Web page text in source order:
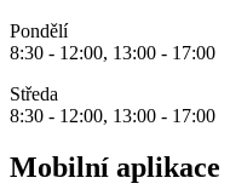
Pondělí
8:30 - 12:00, 13:00 - 17:00
Středa
8:30 - 12:00, 13:00 - 17:00
Mobilní aplikace